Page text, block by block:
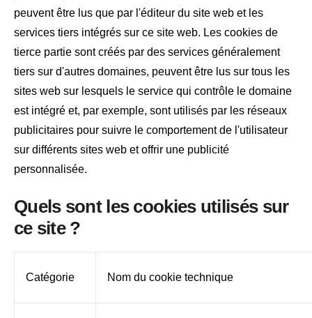
peuvent être lus que par l'éditeur du site web et les
services tiers intégrés sur ce site web. Les cookies de
tierce partie sont créés par des services généralement
tiers sur d'autres domaines, peuvent être lus sur tous les
sites web sur lesquels le service qui contrôle le domaine
est intégré et, par exemple, sont utilisés par les réseaux
publicitaires pour suivre le comportement de l'utilisateur
sur différents sites web et offrir une publicité
personnalisée.
Quels sont les cookies utilisés sur
ce site ?
Catégorie Nom du cookie technique